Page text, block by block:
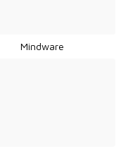
Mindware